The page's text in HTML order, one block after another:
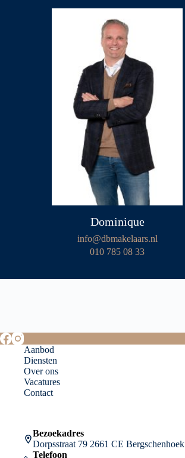
Dominique
info@dbmakelaars.nl
010 785 08 33
Aanbod
Diensten
Over ons
Vacatures
Contact
Bezoekadres
Dorpsstraat 79 2661 CE Bergschenhoek
Telefoon